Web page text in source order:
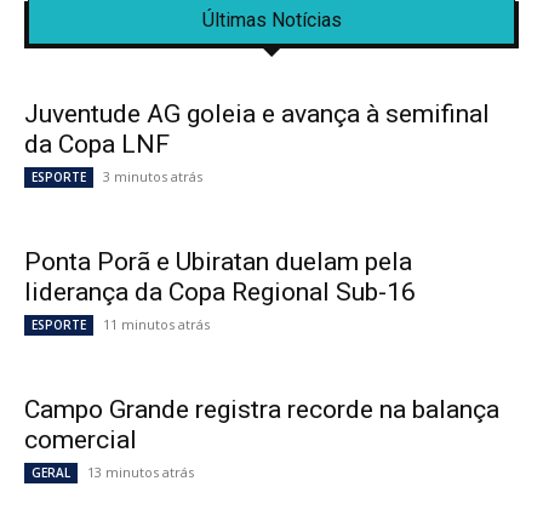
Últimas Notícias
Juventude AG goleia e avança à semifinal
da Copa LNF
ESPORTE 3 minutos atrás
Ponta Porã e Ubiratan duelam pela
liderança da Copa Regional Sub-16
ESPORTE 11 minutos atrás
Campo Grande registra recorde na balança
comercial
GERAL 13 minutos atrás